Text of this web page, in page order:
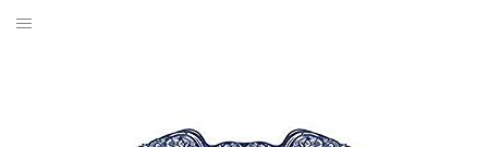
Skip